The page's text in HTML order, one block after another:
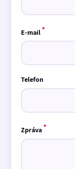
E-mail*
Telefon
Zpráva*